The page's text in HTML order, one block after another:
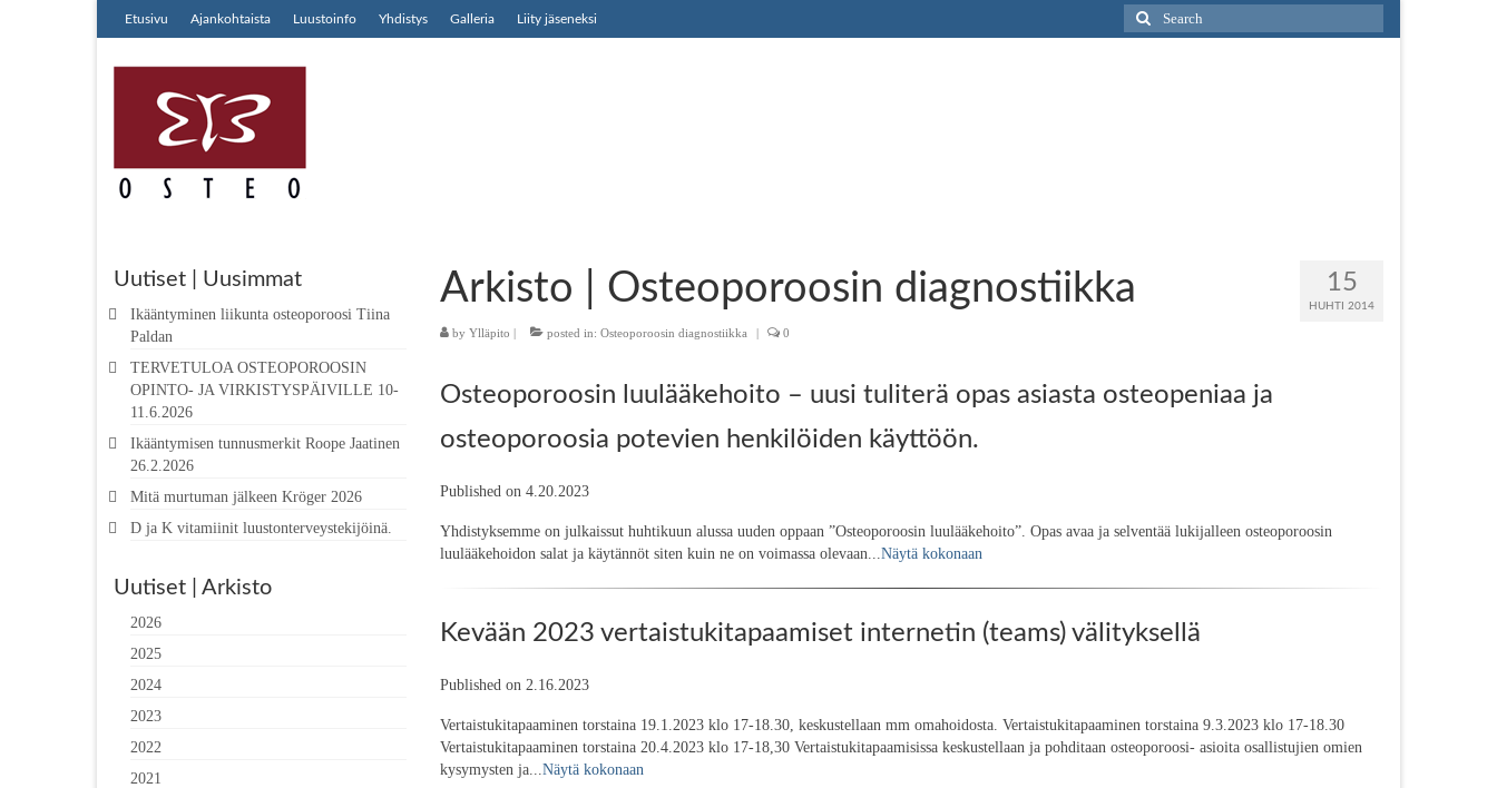
Etusivu Ajankohtaista Luustoinfo Yhdistys Galleria Liity jäseneksi
Search
for:
15
HUHTI 2014
Arkisto | Osteoporoosin diagnostiikka
by Ylläpito | posted in: Osteoporoosin diagnostiikka | 0
Osteoporoosin luulääkehoito – uusi tuliterä opas asiasta osteopeniaa ja
osteoporoosia potevien henkilöiden käyttöön.
Published on 4.20.2023
Yhdistyksemme on julkaissut huhtikuun alussa uuden oppaan ”Osteoporoosin luulääkehoito”. Opas avaa ja selventää lukijalleen osteoporoosin
luulääkehoidon salat ja käytännöt siten kuin ne on voimassa olevaan... Näytä kokonaan
Kevään 2023 vertaistukitapaamiset internetin (teams) välityksellä
Published on 2.16.2023
Vertaistukitapaaminen torstaina 19.1.2023 klo 17-18.30, keskustellaan mm omahoidosta. Vertaistukitapaaminen torstaina 9.3.2023 klo 17-18.30
Vertaistukitapaaminen torstaina 20.4.2023 klo 17-18,30 Vertaistukitapaamisissa keskustellaan ja pohditaan osteoporoosi- asioita osallistujien omien
kysymysten ja... Näytä kokonaan
Uutiset | Uusimmat
Ikääntyminen liikunta osteoporoosi Tiina
Paldan
TERVETULOA OSTEOPOROOSIN
OPINTO- JA VIRKISTYSPÄIVILLE 10-
11.6.2026
Ikääntymisen tunnusmerkit Roope Jaatinen
26.2.2026
Mitä murtuman jälkeen Kröger 2026
D ja K vitamiinit luustonterveystekijöinä.
Uutiset | Arkisto
2026
2025
2024
2023
2022
2021